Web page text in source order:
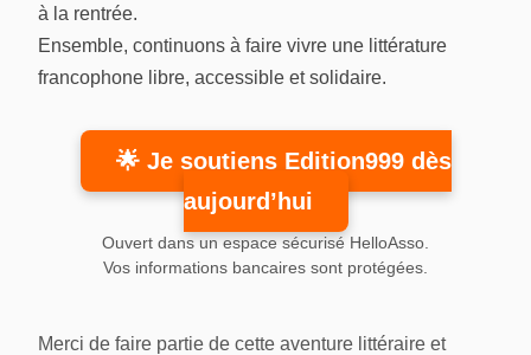
à la rentrée.
Ensemble, continuons à faire vivre une littérature
francophone libre, accessible et solidaire.
🌟 Je soutiens Edition999 dès
aujourd’hui
Ouvert dans un espace sécurisé HelloAsso.
Vos informations bancaires sont protégées.
Merci de faire partie de cette aventure littéraire et